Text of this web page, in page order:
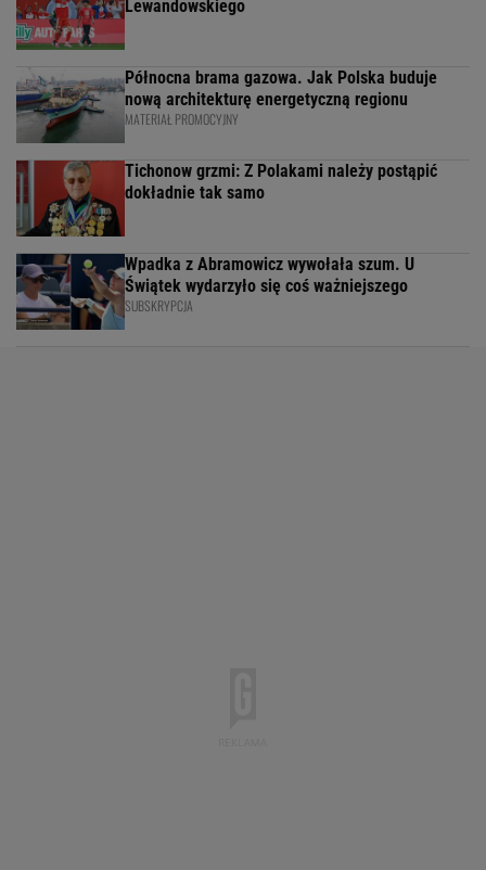
Lewandowskiego
Północna brama gazowa. Jak Polska buduje
nową architekturę energetyczną regionu
MATERIAŁ PROMOCYJNY
Tichonow grzmi: Z Polakami należy postąpić
dokładnie tak samo
Wpadka z Abramowicz wywołała szum. U
Świątek wydarzyło się coś ważniejszego
SUBSKRYPCJA